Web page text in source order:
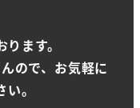
ます。
ので、お気軽に
。